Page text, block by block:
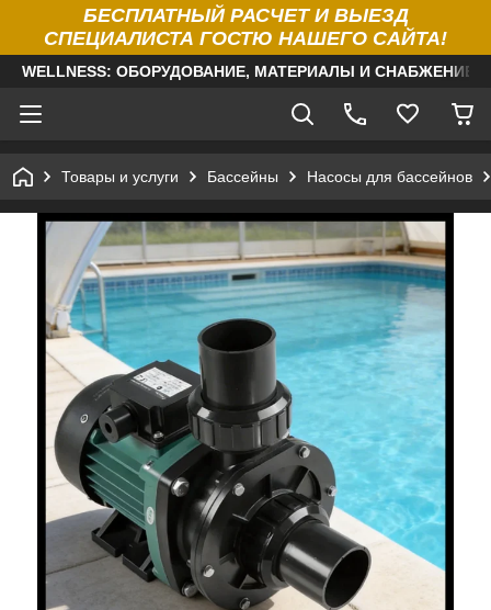
БЕСПЛАТНЫЙ РАСЧЕТ И ВЫЕЗД
СПЕЦИАЛИСТА ГОСТЮ НАШЕГО САЙТА!
WELLNESS: ОБОРУДОВАНИЕ, МАТЕРИАЛЫ И
Товары и услуги Бассейны Насосы для бассейнов